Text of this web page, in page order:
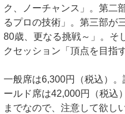
ク、ノーチャンス」。第二
るプロの技術」。第三部が
80歳、更なる挑戦～」。そ
クセッション「頂点を目指
一般席は6,300円（税込）
ールド席は42,000円（税込
までなので、注意して欲しい